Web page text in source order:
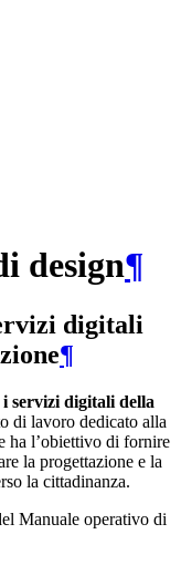
design¶
digitali
¶
servizi digitali della
di lavoro dedicato alla
ha l’obiettivo di fornire
la progettazione e la
la cittadinanza.
Manuale operativo di